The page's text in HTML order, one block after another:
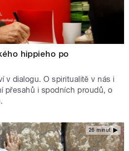
hippieho po
v dialogu. O spiritualitě v nás i
přesahů i spodních proudů, o
26 minut